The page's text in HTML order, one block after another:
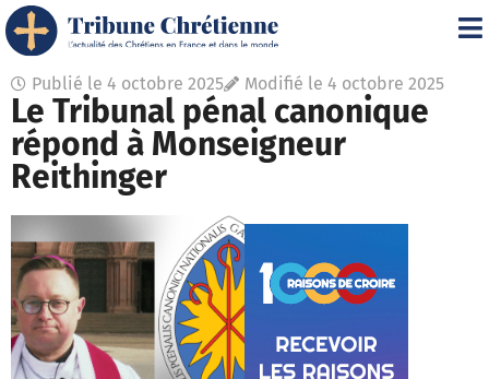
Publié le 4 octobre 2025 Modifié le 4 octobre 2025
Le Tribunal pénal canonique
répond à Monseigneur
Reithinger